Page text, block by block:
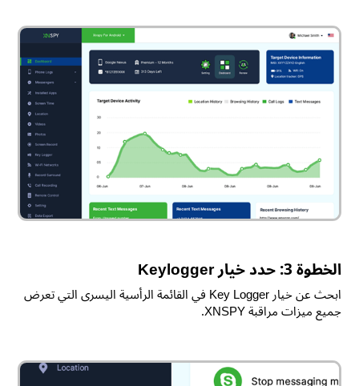
الخطوة 3: حدد خيار Keylogger
ابحث عن خيار Key Logger في القائمة الرأسية اليسرى التي تعرض
جميع ميزات مراقبة XNSPY.